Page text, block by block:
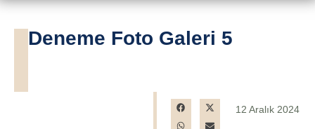
Deneme Foto Galeri 5
12 Aralık 2024